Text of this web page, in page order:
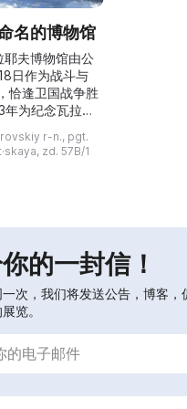
名的博物馆
夫博物馆由公
日作为战斗与
恰逢卫国战争胜
为纪念瓦拉迪
拉耶夫
Malaev）
馆创建方案的
...
r-n., pgt.
zd. 57B/1
的一封信！
次，我们将发送公告，博客
览。